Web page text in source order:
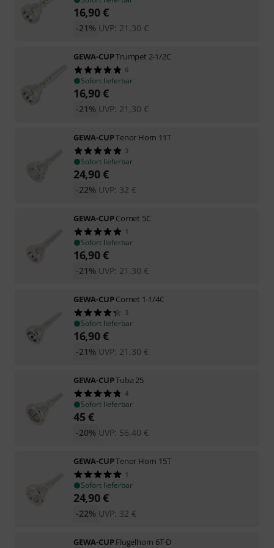
16,90€
UVP: 21,30 €
-21%
GEWA-CUPTrumpet 2-1/2C
6
Sofort lieferbar
16,90€
UVP: 21,30 €
-21%
GEWA-CUPTenor Horn 11T
3
Sofort lieferbar
24,90€
UVP: 32 €
-22%
GEWA-CUPCornet 5C
1
Sofort lieferbar
16,90€
UVP: 21,30 €
-21%
GEWA-CUPCornet 1-1/4C
3
Sofort lieferbar
16,90€
UVP: 21,30 €
-21%
GEWA-CUPTuba 25
4
Sofort lieferbar
45€
UVP: 56,40 €
-20%
GEWA-CUPTenor Horn 15T
1
Sofort lieferbar
24,90€
UVP: 32 €
-22%
GEWA-CUPFlugelhorn 6T-D